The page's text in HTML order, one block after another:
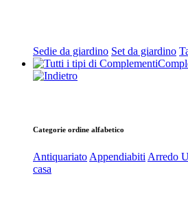
Sedie da giardino Set da giardino
Categorie ordine alfabetico
Antiquariato Appendiabiti Arredo
casa